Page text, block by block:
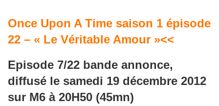
Once Upon A Time saison 1 épisode
22 – « Le Véritable Amour »<<
Episode 7/22 bande annonce,
diffusé le samedi 19 décembre 2012
sur M6 à 20H50 (45mn)